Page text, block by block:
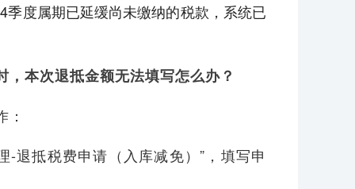
度属期已延缓尚未缴纳的税款，系统已
本次退抵金额无法填写怎么办？
退抵税费申请（入库减免）”，填写申